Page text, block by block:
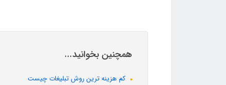
همچنین بخوانید...
کم هزینه ترین روش تبلیغات چیست